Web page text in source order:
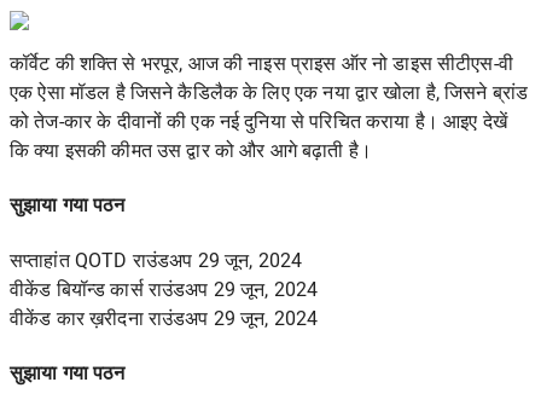
कॉर्वेट की शक्ति से भरपूर, आज कीनाइस प्राइस ऑर नो डाइससीटीएस-वी
एक ऐसा मॉडल है जिसने कैडिलैक के लिए एक नया द्वार खोला है, जिसने ब्रांड
को तेज-कार के दीवानों की एक नई दुनिया से परिचित कराया है। आइए देखें
कि क्या इसकी कीमत उस द्वार को और आगे बढ़ाती है।
सुझाया गया पठन
सप्ताहांत QOTD राउंडअप 29 जून, 2024
वीकेंड बियॉन्ड कार्स राउंडअप 29 जून, 2024
वीकेंड कार ख़रीदना राउंडअप 29 जून, 2024
सुझाया गया पठन